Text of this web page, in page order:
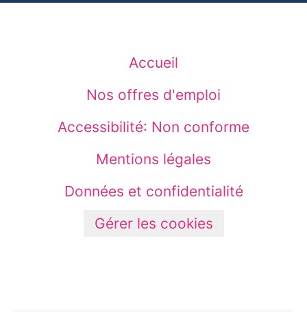
Accueil
Nos offres d'emploi
Accessibilité: Non conforme
Mentions légales
Données et confidentialité
Gérer les cookies